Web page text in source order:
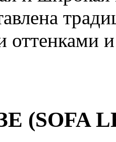
оттенками
(SOFA